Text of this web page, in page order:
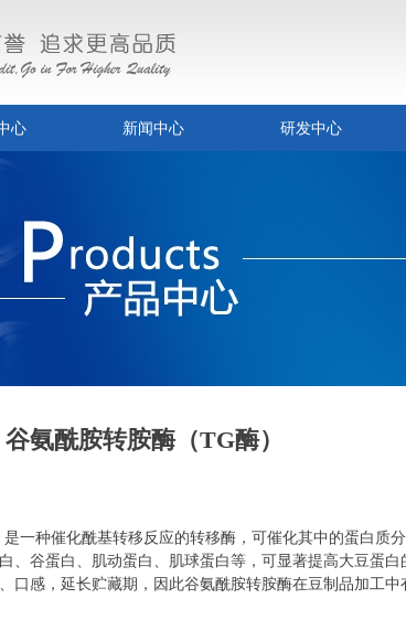
心 新闻中心 研发中心
谷氨酰胺转胺酶（TG酶）
是一种催化酰基转移反应的转移酶，可催化其中的蛋白质
、谷蛋白、肌动蛋白、肌球蛋白等，可显著提高大豆蛋
口感，延长贮藏期，因此谷氨酰胺转胺酶在豆制品加工中